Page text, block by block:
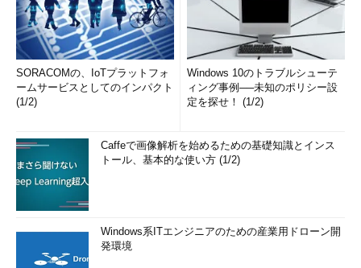
SORACOMの、IoTプラットフォ
ームサービスとしてのインパクト
(1/2)
Windows 10のトラブルシューテ
ィング事例──未知のポリシー設
定を探せ！ (1/2)
Caffeで画像解析を始めるための基礎知識とインス
トール、基本的な使い方 (1/2)
Windows系ITエンジニアのための産業用ドローン開
発環境